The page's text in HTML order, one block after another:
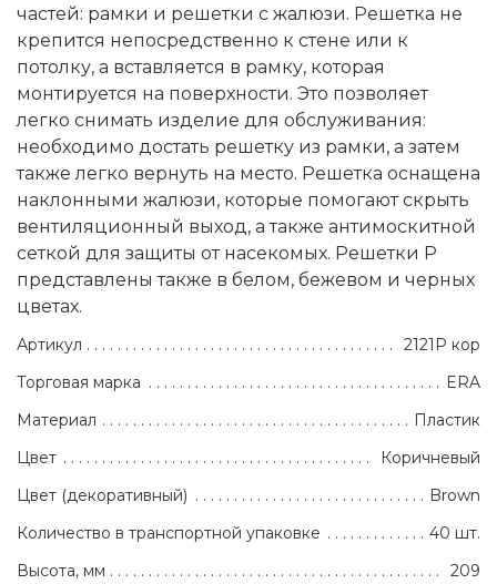
частей: рамки и решетки с жалюзи. Решетка не
крепится непосредственно к стене или к
потолку, а вставляется в рамку, которая
монтируется на поверхности. Это позволяет
легко снимать изделие для обслуживания:
необходимо достать решетку из рамки, а затем
также легко вернуть на место. Решетка оснащена
наклонными жалюзи, которые помогают скрыть
вентиляционный выход, а также антимоскитной
сеткой для защиты от насекомых. Решетки Р
представлены также в белом, бежевом и черных
цветах.
Артикул
2121Р кор
Торговая марка
ERA
Материал
Пластик
Цвет
Коричневый
Цвет (декоративный)
Brown
Количество в транспортной упаковке
40 шт.
Высота, мм
209